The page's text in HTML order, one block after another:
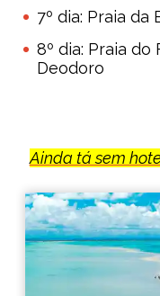
7º dia: Praia da
8º dia: Praia do
Deodoro
Ainda tá sem